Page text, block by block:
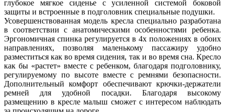
глубокое мягкое сиденье с усиленной системой боковой
защиты и встроенные в подголовник специальные подушки.
Усовершенствованная модель кресла специально разработана
в соответствии с анатомическими особенностями ребенка.
Эргономичная спинка регулируется в 4х положениях в обоих
направлениях, позволяя маленькому пассажиру удобно
разместиться как во время сидения, так и во время сна. Кресло
как бы «растет» вместе с ребенком, благодаря подголовнику,
регулируемому по высоте вместе с ремнями безопасности.
Дополнительный комфорт обеспечивают крючки-держатели
ремней для удобной посадки. Благодаря высокому
размещению в кресле малыш сможет с интересом наблюдать